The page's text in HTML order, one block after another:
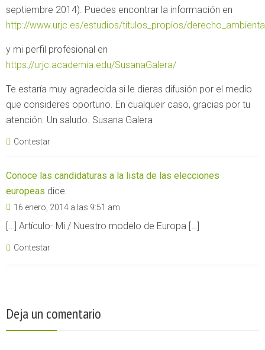
septiembre 2014). Puedes encontrar la información en
http://www.urjc.es/estudios/titulos_propios/
y mi perfil profesional en
https://urjc.academia.edu/SusanaGalera/
Te estaría muy agradecida si le dieras difusión por el medio
que consideres oportuno. En cualqueir caso, gracias por tu
atención. Un saludo. Susana Galera
Contestar
Conoce las candidaturas a la lista de las elecciones
europeas dice:
16 enero, 2014 a las 9:51 am
[…] Artículo- Mi / Nuestro modelo de Europa […]
Contestar
Deja un comentario